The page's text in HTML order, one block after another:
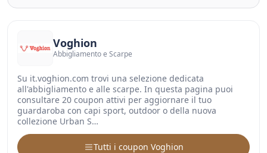
Voghion
Abbigliamento e Scarpe
Su it.voghion.com trovi una selezione dedicata
all'abbigliamento e alle scarpe. In questa pagina puoi
consultare 20 coupon attivi per aggiornare il tuo
guardaroba con capi sport, outdoor o della nuova
collezione Urban S…
Tutti i coupon Voghion